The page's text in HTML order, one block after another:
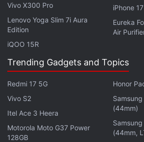
লাইটসেন্সর,প্রক্সিমিটিসেন্সর আছে।
স্মার্টফোনটি 66W-এর চার্জিং সমর্থিত একটি
চালিত।ফোনটি19মিনিটে 50%চার্জের দাবি
ফিঙ্গারপ্রিন্ট সেন্সর দেওয়া হয়েছে।ফোনটির পরিমাপ
163.7x75.53x8.8মিমি এবং ওজন 212গ্রাম।
Vivo X300 Pro
Lenovo Yoga Slim 7i Aura
Edition
iQOO 15R
iPhone 17
Eureka
Air
Trending Gadgets and Topics
Redmi 17 5G
Vivo S2
Itel Ace 3 Heera
Motorola Moto G37 Power
128GB
Honor
(44mm)
(44mm,